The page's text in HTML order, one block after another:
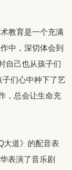
教育是一个充满
中，深切体会到
自己也从孩子们
子们心中种下了艺
，总会让生命充
大道》的配音表
表演了音乐剧